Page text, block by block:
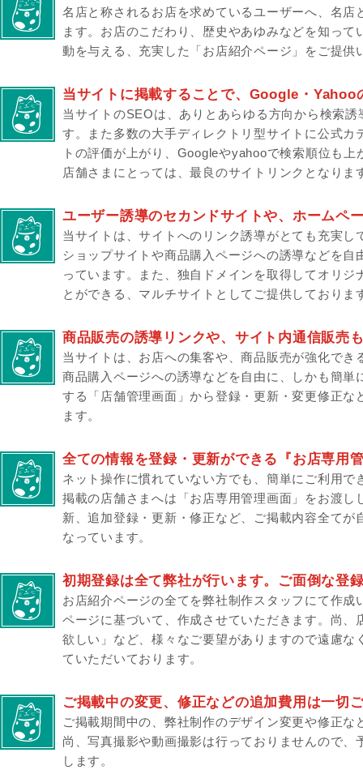
名店と称されるお店を求めているユーザーへ、名
ます。お店のこだわり、歴史やあゆみなどを知っ
動を与える、充実した「お店紹介ページ」をご提供
当サイトに掲載することで、Google・Yahoo
当サイトのSEOは、ありとあらゆる方向から検索
す。また多数の大手ディレクトリ型サイトに公式
トの評価が上がり、Googleやyahooで検索順位も
店舗さまにとっては、最良のサイトリンクとなりま
ユーザー誘導のセカンドサイトや、ホームペ
当サイトは、サイトへのリンク誘導がとても充実
ショップサイトや商品購入ページへの誘導などを
っています。また、独自ドメインを取得してオリ
とができる、マルチサイトとしてご提供しておりま
商品販売の誘導リンクや、サイト内通信販売
当サイトは、お店への集客や、商品販売が強化で
商品購入ページへの誘導などを自由に、しかも簡
する「店舗管理画面」から登録・更新・変更修正
ます。
全ての情報を登録・更新ができる『お店専用
ネット操作に慣れていない方でも、簡単にご利用
掲載の店舗さまへは「お店専用管理画面」をお渡
新、追加登録・更新・修正など、ご掲載内容全て
なっています。
初期登録は全て弊社が行います。ご面倒な登
お店紹介ページの全てを弊社制作スタッフにて作
ページに基づいて、作成させていただきます。尚
欲しい」など、様々なご要望がありますので遠慮
ていただいております。
ご掲載中の変更、修正などの追加費用は一切
ご掲載期間中の、弊社制作のデザイン変更や修正
尚、写真撮影や動画撮影は行っておりませんので
します。